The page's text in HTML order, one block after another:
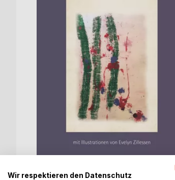
Wir respektieren den Datenschutz